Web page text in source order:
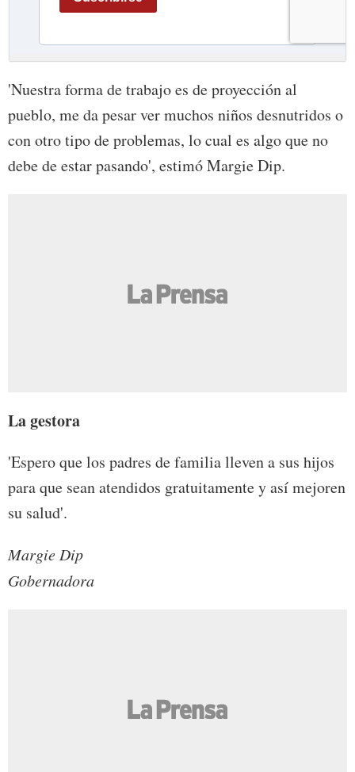
'Nuestra forma de trabajo es de proyección al
pueblo, me da pesar ver muchos niños desnutridos o
con otro tipo de problemas, lo cual es algo que no
debe de estar pasando', estimó Margie Dip.
La gestora
'Espero que los padres de familia lleven a sus hijos
para que sean atendidos gratuitamente y así mejoren
su salud'.
Margie Dip
Gobernadora